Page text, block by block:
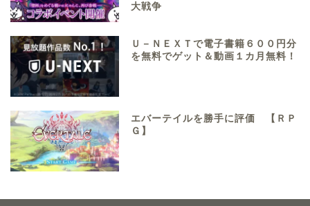
大戦争
Ｕ－ＮＥＸＴで電子書籍６００円分
を無料でゲット＆動画１カ月無料！
エバーテイルを勝手に評価 【ＲＰ
Ｇ】